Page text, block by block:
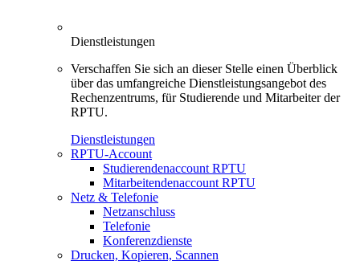
Dienstleistungen
Verschaffen Sie sich an dieser Stelle einen Überblick
über das umfangreiche Dienstleistungsangebot des
Rechenzentrums, für Studierende und Mitarbeiter der
RPTU.
Dienstleistungen
RPTU-Account
Studierendenaccount RPTU
Mitarbeitendenaccount RPTU
Netz & Telefonie
Netzanschluss
Telefonie
Konferenzdienste
Drucken, Kopieren, Scannen